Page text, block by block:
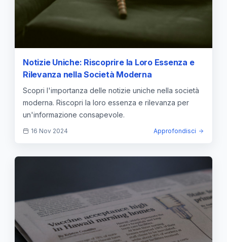
Notizie Uniche: Riscoprire la Loro Essenza e
Rilevanza nella Società Moderna
Scopri l'importanza delle notizie uniche nella società
moderna. Riscopri la loro essenza e rilevanza per
un'informazione consapevole.
16 Nov 2024 Approfondisci